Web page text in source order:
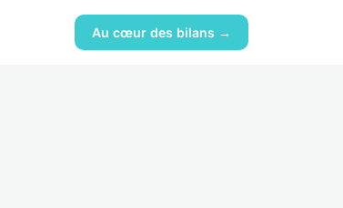
Au cœur des bilans →